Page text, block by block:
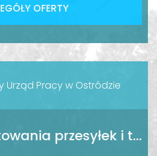
OFERTY
Urząd Pracy w Ostródzie
Pracownik sortowania przesyłek i towarów (k/m)